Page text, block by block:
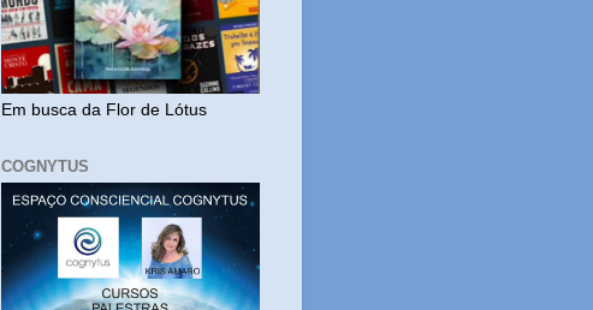
Em busca da Flor de Lótus
COGNYTUS